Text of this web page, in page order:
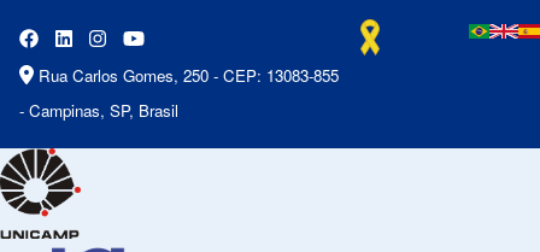
Rua Carlos Gomes, 250 - CEP: 13083-855
- Campinas, SP, Brasil